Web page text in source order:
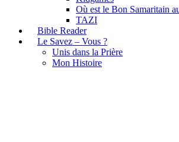
Où est le Bon Samaritain
TAZI
Bible Reader
Le Savez – Vous ?
Unis dans la Prière
Mon Histoire